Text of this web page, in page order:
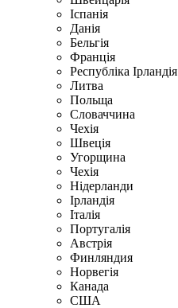
Іспанія
Данія
Бельгія
Франція
Республіка Ірландія
Литва
Польща
Словаччина
Чехія
Швецiя
Угорщина
Чехія
Нідерланди
Iрландія
Iталiя
Португалія
Австрія
Финляндия
Норвегія
Канада
США